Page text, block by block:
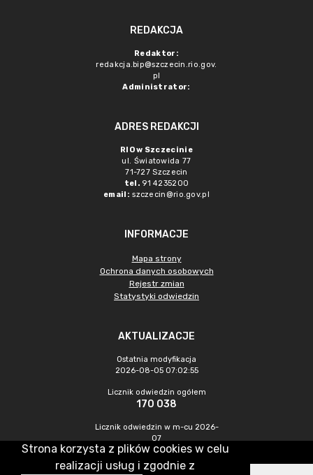
REDAKCJA
Redaktor:
redakcja.bip@szczecin.rio.gov.
pl
Administrator:
ADRES REDAKCJI
RIO w Szczecinie
ul. Światowida 77
71-727 Szczecin
tel. 91 4235200
email: szczecin@rio.gov.pl
INFORMACJE
Mapa strony
Ochrona danych osobowych
Rejestr zmian
Statystyki odwiedzin
AKTUALIZACJE
Ostatnia modyfikacja
2026-08-05 07:02:55
Licznik odwiedzin ogółem
170 038
Licznik odwiedzin w m-cu 2026-
07
266
Strona korzysta z plików cookies w celu
realizacji usług i zgodnie z